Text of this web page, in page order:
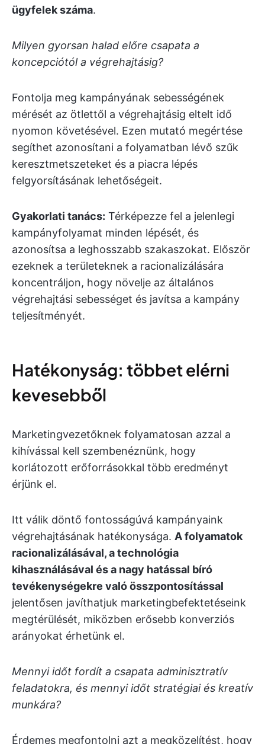
ügyfelek száma.
Milyen gyorsan halad előre csapata a
koncepciótól a végrehajtásig?
Fontolja meg kampányának sebességének
mérését az ötlettől a végrehajtásig eltelt idő
nyomon követésével. Ezen mutató megértése
segíthet azonosítani a folyamatban lévő szűk
keresztmetszeteket és a piacra lépés
felgyorsításának lehetőségeit.
Gyakorlati tanács: Térképezze fel a jelenlegi
kampányfolyamat minden lépését, és
azonosítsa a leghosszabb szakaszokat. Először
ezeknek a területeknek a racionalizálására
koncentráljon, hogy növelje az általános
végrehajtási sebességet és javítsa a kampány
teljesítményét.
Hatékonyság: többet elérni
kevesebből
Marketingvezetőknek folyamatosan azzal a
kihívással kell szembenéznünk, hogy
korlátozott erőforrásokkal több eredményt
érjünk el.
Itt válik döntő fontosságúvá kampányaink
végrehajtásának hatékonysága. A folyamatok
racionalizálásával, a technológia
kihasználásával és a nagy hatással bíró
tevékenységekre való összpontosítással
jelentősen javíthatjuk marketingbefektetéseink
megtérülését, miközben erősebb konverziós
arányokat érhetünk el.
Mennyi időt fordít a csapata adminisztratív
feladatokra, és mennyi időt stratégiai és kreatív
munkára?
Érdemes megfontolni azt a megközelítést, hogy